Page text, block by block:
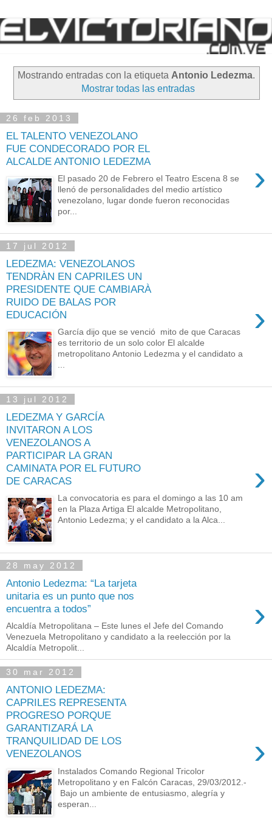
Mostrando entradas con la etiqueta Antonio Ledezma.
Mostrar todas las entradas
26 feb 2013
EL TALENTO VENEZOLANO
FUE CONDECORADO POR EL
ALCALDE ANTONIO LEDEZMA
›
El pasado 20 de Febrero el Teatro Escena 8 se
llenó de personalidades del medio artístico
venezolano, lugar donde fueron reconocidas
por...
17 jul 2012
LEDEZMA: VENEZOLANOS
TENDRÀN EN CAPRILES UN
PRESIDENTE QUE CAMBIARÀ
RUIDO DE BALAS POR
EDUCACIÓN
›
García dijo que se venció mito de que Caracas
es territorio de un solo color El alcalde
metropolitano Antonio Ledezma y el candidato a
...
13 jul 2012
LEDEZMA Y GARCÍA
INVITARON A LOS
VENEZOLANOS A
PARTICIPAR LA GRAN
CAMINATA POR EL FUTURO
DE CARACAS
›
La convocatoria es para el domingo a las 10 am
en la Plaza Artiga El alcalde Metropolitano,
Antonio Ledezma; y el candidato a la Alca...
28 may 2012
Antonio Ledezma: “La tarjeta
unitaria es un punto que nos
encuentra a todos”
›
Alcaldía Metropolitana – Este lunes el Jefe del Comando
Venezuela Metropolitano y candidato a la reelección por la
Alcaldía Metropolit...
30 mar 2012
ANTONIO LEDEZMA:
CAPRILES REPRESENTA
PROGRESO PORQUE
GARANTIZARÁ LA
TRANQUILIDAD DE LOS
VENEZOLANOS
›
Instalados Comando Regional Tricolor
Metropolitano y en Falcón Caracas, 29/03/2012.-
Bajo un ambiente de entusiasmo, alegría y
esperan...